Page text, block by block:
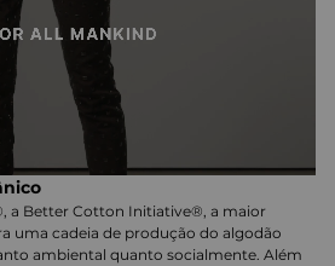
a Better Cotton Initiative®, a maior
uma cadeia de produção do algodão
ambiental quanto socialmente. Além